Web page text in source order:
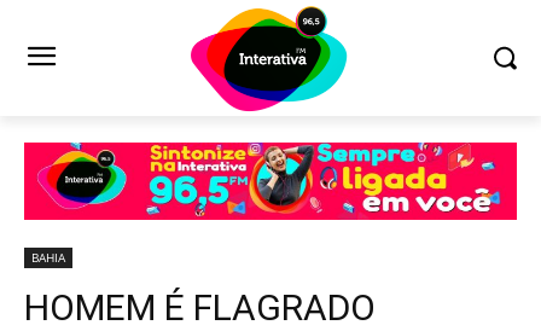
BAHIA
HOMEM É FLAGRADO